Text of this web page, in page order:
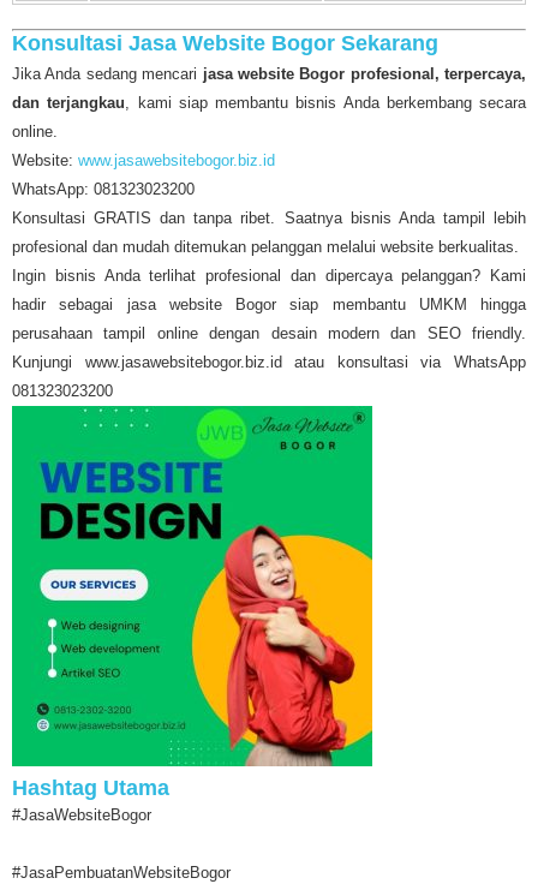
Konsultasi Jasa Website Bogor Sekarang
Jika Anda sedang mencari jasa website Bogor profesional, terpercaya,
dan terjangkau, kami siap membantu bisnis Anda berkembang secara
online.
Website: www.jasawebsitebogor.biz.id
WhatsApp: 081323023200
Konsultasi GRATIS dan tanpa ribet. Saatnya bisnis Anda tampil lebih
profesional dan mudah ditemukan pelanggan melalui website berkualitas.
Ingin bisnis Anda terlihat profesional dan dipercaya pelanggan? Kami
hadir sebagai jasa website Bogor siap membantu UMKM hingga
perusahaan tampil online dengan desain modern dan SEO friendly.
Kunjungi www.jasawebsitebogor.biz.id atau konsultasi via WhatsApp
081323023200
Hashtag Utama
#JasaWebsiteBogor
#JasaPembuatanWebsiteBogor